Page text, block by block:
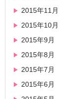
2015年11月
2015年10月
2015年9月
2015年8月
2015年7月
2015年6月